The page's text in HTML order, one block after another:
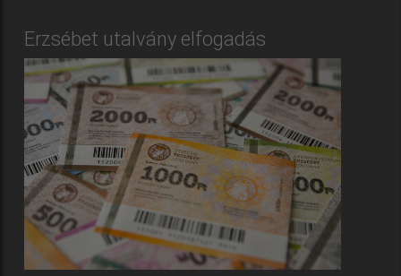
Erzsébet utalvány elfogadás